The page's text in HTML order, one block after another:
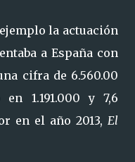
la actuación
a España con
cifra de 6.560.00
en 1.191.000 y 7,6
en el año 2013, El